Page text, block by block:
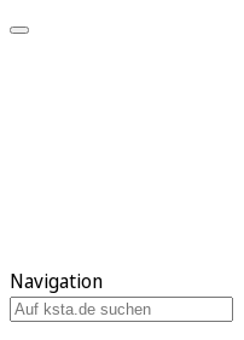
Navigation